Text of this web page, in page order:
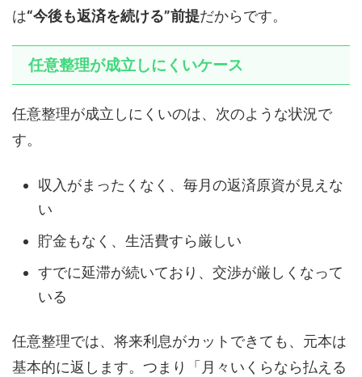
は“今後も返済を続ける”前提だからです。
任意整理が成立しにくいケース
任意整理が成立しにくいのは、次のような状況で
す。
収入がまったくなく、毎月の返済原資が見えな
い
貯金もなく、生活費すら厳しい
すでに延滞が続いており、交渉が厳しくなって
いる
任意整理では、将来利息がカットできても、元本は
基本的に返します。つまり「月々いくらなら払える